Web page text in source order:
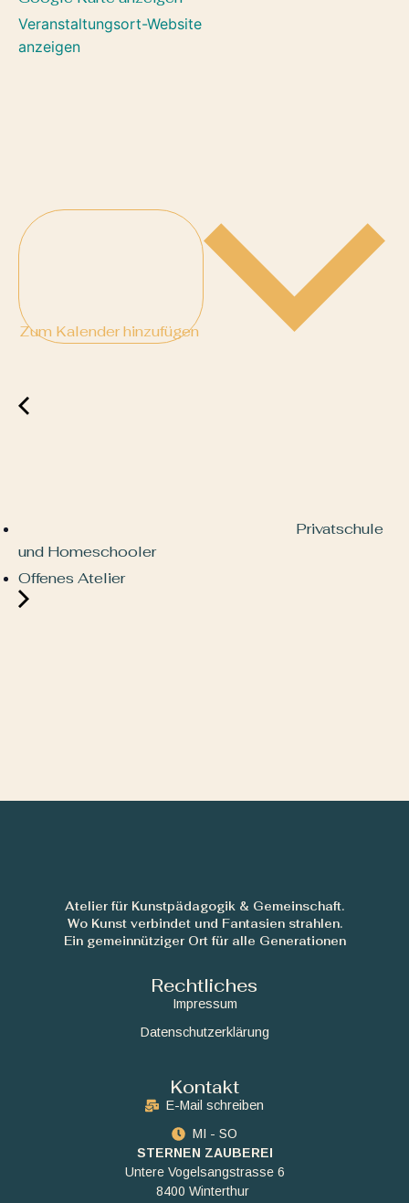
Veranstaltungsort-Website
anzeigen
Zum Kalender hinzufügen
Privatschule
und Homeschooler
Offenes Atelier
Atelier für Kunstpädagogik & Gemeinschaft.
Wo Kunst verbindet und Fantasien strahlen.
Ein gemeinnütziger Ort für alle Generationen
Rechtliches
Impressum
Datenschutzerklärung
Kontakt
E-Mail schreiben
MI - SO
STERNEN ZAUBEREI
Untere Vogelsangstrasse 6
8400 Winterthur